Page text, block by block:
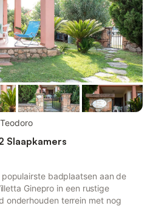
Slaapkamers
badplaatsen aan de
Ginepro in een rustige
onderhouden terrein met nog